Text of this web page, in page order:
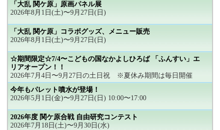
「大乱 関ケ原」原画パネル展
2026年8月1日(土)〜9月27日(日)
「大乱 関ケ原」コラボグッズ、メニュー販売
2026年8月1日(土)〜9月27日(日)
☆期間限定☆7/4〜こどもの国なかよしひろば 「ふんすい」エ
リアオープン！！
2026年7月4日〜9月27日の土日祝 ※夏休み期間は毎日開催
今年もパレット噴水が登場！
2026年5月1日(金)〜9月27日(日) 10:00〜17:00
2026年度 関ケ原合戦 自由研究コンテスト
2026年7月18日(土)〜9月30日(水)